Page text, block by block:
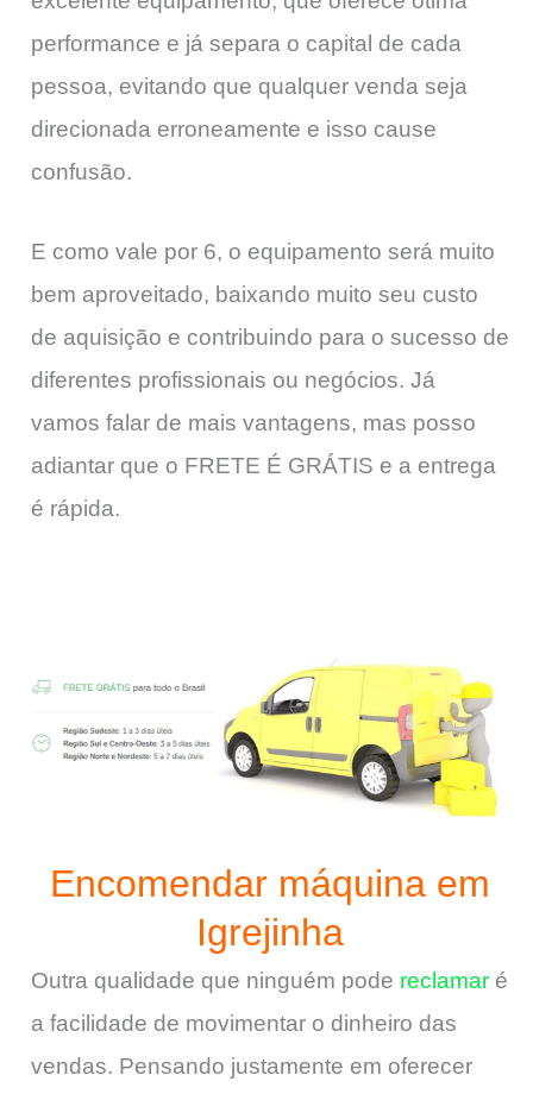
performance e já separa o capital de cada
pessoa, evitando que qualquer venda seja
direcionada erroneamente e isso cause
confusão.
E como vale por 6, o equipamento será muito
bem aproveitado, baixando muito seu custo
de aquisição e contribuindo para o sucesso de
diferentes profissionais ou negócios. Já
vamos falar de mais vantagens, mas posso
adiantar que o FRETE É GRÁTIS e a entrega
é rápida.
Encomendar máquina em
Igrejinha
Outra qualidade que ninguém pode reclamar é
a facilidade de movimentar o dinheiro das
vendas. Pensando justamente em oferecer